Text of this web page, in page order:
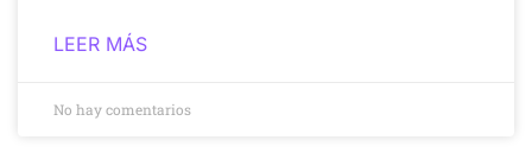
LEER MÁS
No hay comentarios